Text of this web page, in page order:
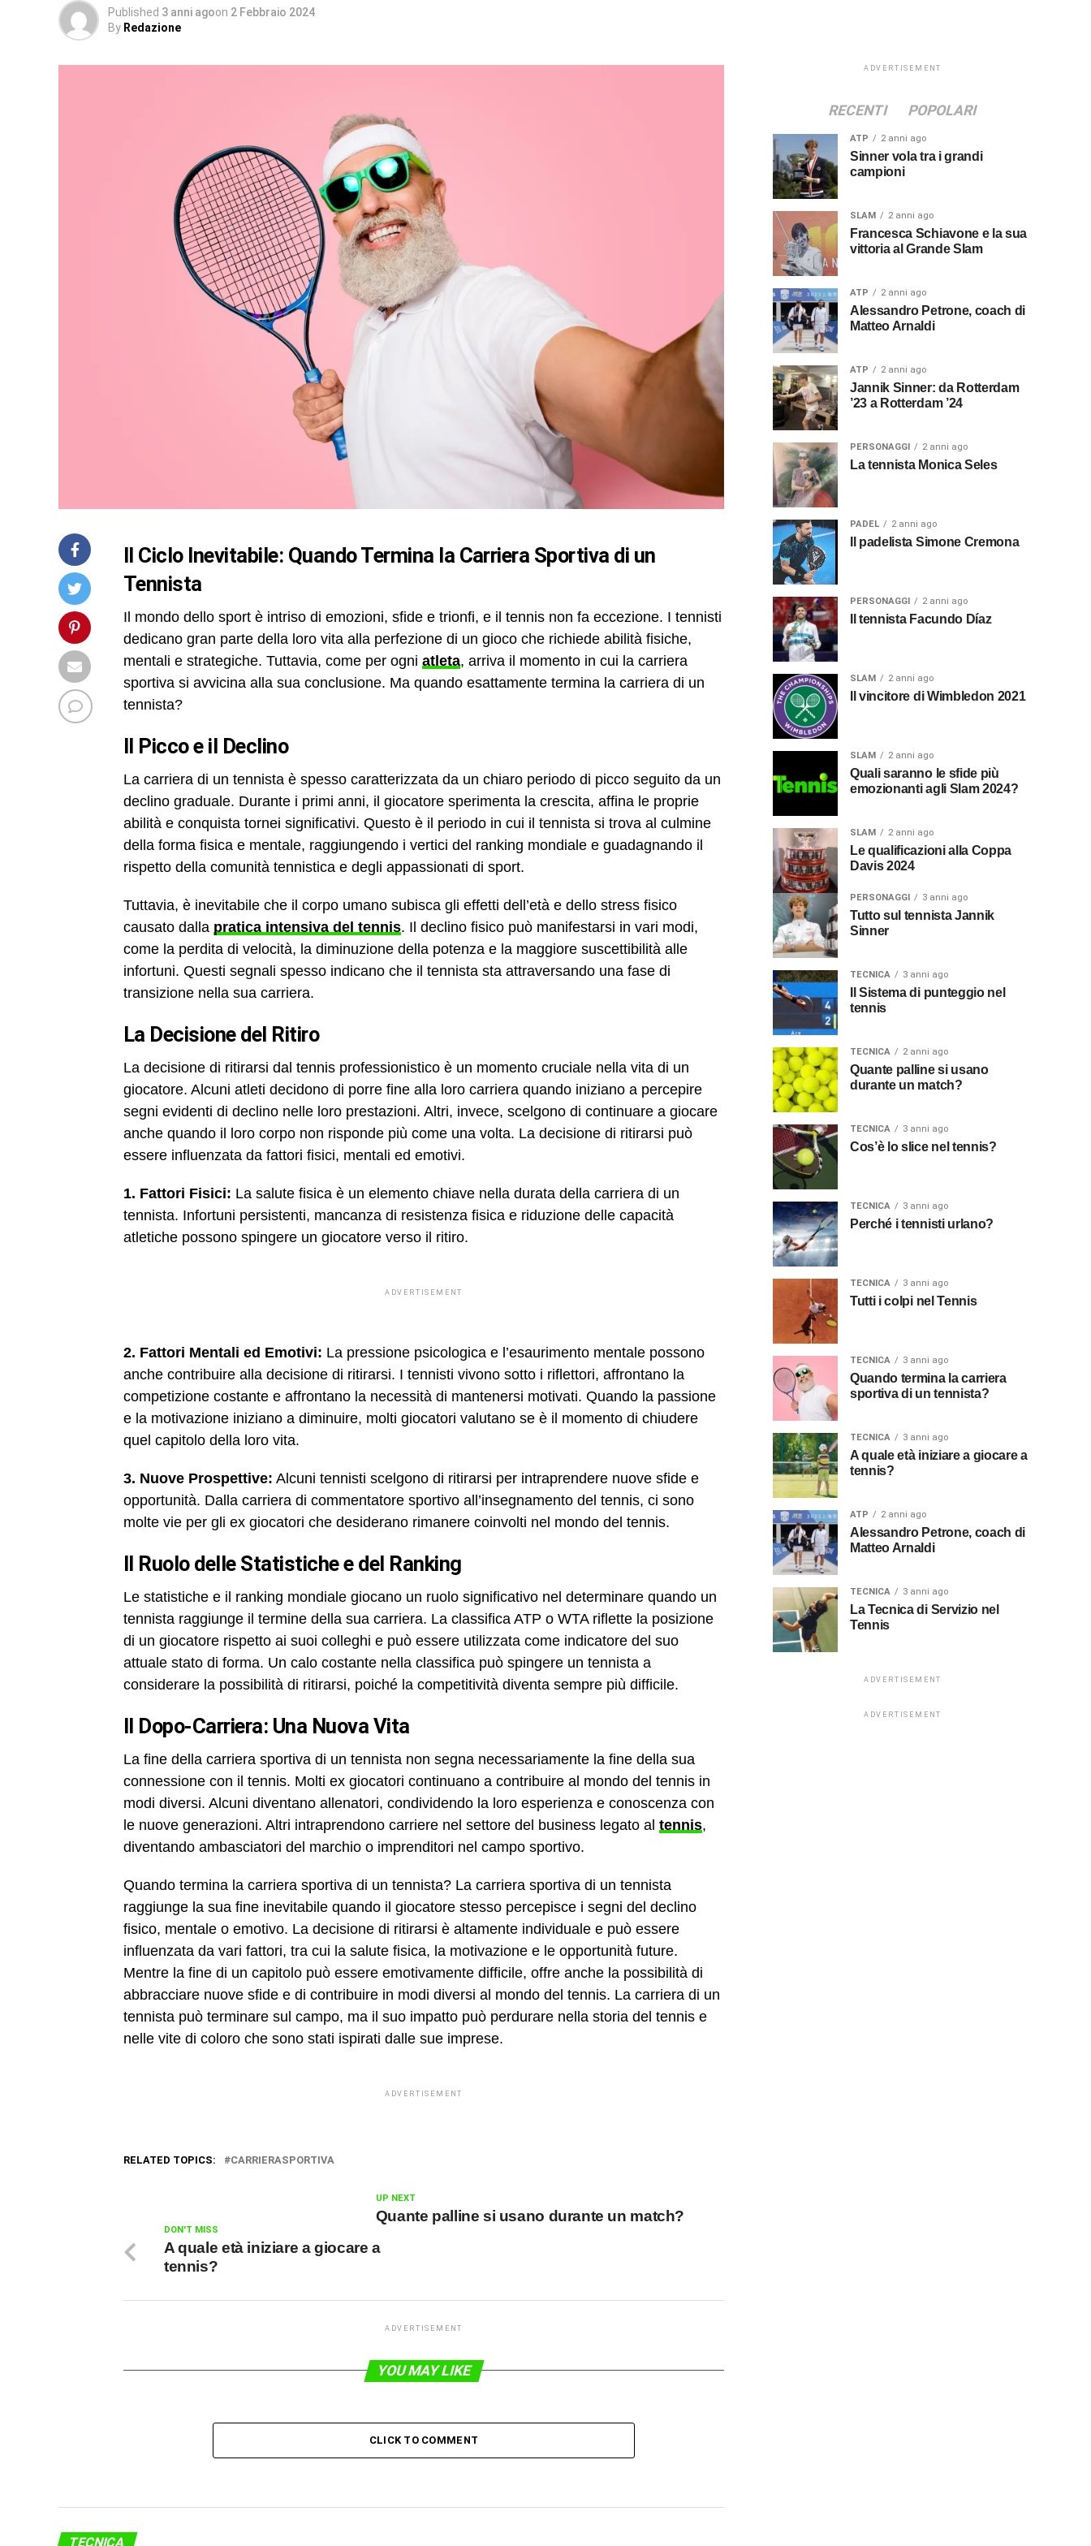
Published 3 anni agoon 2 Febbraio 2024
By Redazione
Il Ciclo Inevitabile: Quando Termina la Carriera Sportiva di un
Tennista
Il mondo dello sport è intriso di emozioni, sfide e trionfi, e il tennis non fa eccezione. I tennisti
dedicano gran parte della loro vita alla perfezione di un gioco che richiede abilità fisiche,
mentali e strategiche. Tuttavia, come per ogni atleta, arriva il momento in cui la carriera
sportiva si avvicina alla sua conclusione. Ma quando esattamente termina la carriera di un
tennista?
Il Picco e il Declino
La carriera di un tennista è spesso caratterizzata da un chiaro periodo di picco seguito da un
declino graduale. Durante i primi anni, il giocatore sperimenta la crescita, affina le proprie
abilità e conquista tornei significativi. Questo è il periodo in cui il tennista si trova al culmine
della forma fisica e mentale, raggiungendo i vertici del ranking mondiale e guadagnando il
rispetto della comunità tennistica e degli appassionati di sport.
Tuttavia, è inevitabile che il corpo umano subisca gli effetti dell’età e dello stress fisico
causato dalla pratica intensiva del tennis. Il declino fisico può manifestarsi in vari modi,
come la perdita di velocità, la diminuzione della potenza e la maggiore suscettibilità alle
infortuni. Questi segnali spesso indicano che il tennista sta attraversando una fase di
transizione nella sua carriera.
La Decisione del Ritiro
La decisione di ritirarsi dal tennis professionistico è un momento cruciale nella vita di un
giocatore. Alcuni atleti decidono di porre fine alla loro carriera quando iniziano a percepire
segni evidenti di declino nelle loro prestazioni. Altri, invece, scelgono di continuare a giocare
anche quando il loro corpo non risponde più come una volta. La decisione di ritirarsi può
essere influenzata da fattori fisici, mentali ed emotivi.
1. Fattori Fisici: La salute fisica è un elemento chiave nella durata della carriera di un
tennista. Infortuni persistenti, mancanza di resistenza fisica e riduzione delle capacità
atletiche possono spingere un giocatore verso il ritiro.
ADVERTISEMENT
2. Fattori Mentali ed Emotivi: La pressione psicologica e l’esaurimento mentale possono
anche contribuire alla decisione di ritirarsi. I tennisti vivono sotto i riflettori, affrontano la
competizione costante e affrontano la necessità di mantenersi motivati. Quando la passione
e la motivazione iniziano a diminuire, molti giocatori valutano se è il momento di chiudere
quel capitolo della loro vita.
3. Nuove Prospettive: Alcuni tennisti scelgono di ritirarsi per intraprendere nuove sfide e
opportunità. Dalla carriera di commentatore sportivo all’insegnamento del tennis, ci sono
molte vie per gli ex giocatori che desiderano rimanere coinvolti nel mondo del tennis.
Il Ruolo delle Statistiche e del Ranking
Le statistiche e il ranking mondiale giocano un ruolo significativo nel determinare quando un
tennista raggiunge il termine della sua carriera. La classifica ATP o WTA riflette la posizione
di un giocatore rispetto ai suoi colleghi e può essere utilizzata come indicatore del suo
attuale stato di forma. Un calo costante nella classifica può spingere un tennista a
considerare la possibilità di ritirarsi, poiché la competitività diventa sempre più difficile.
Il Dopo-Carriera: Una Nuova Vita
La fine della carriera sportiva di un tennista non segna necessariamente la fine della sua
connessione con il tennis. Molti ex giocatori continuano a contribuire al mondo del tennis in
modi diversi. Alcuni diventano allenatori, condividendo la loro esperienza e conoscenza con
le nuove generazioni. Altri intraprendono carriere nel settore del business legato al tennis,
diventando ambasciatori del marchio o imprenditori nel campo sportivo.
Quando termina la carriera sportiva di un tennista? La carriera sportiva di un tennista
raggiunge la sua fine inevitabile quando il giocatore stesso percepisce i segni del declino
fisico, mentale o emotivo. La decisione di ritirarsi è altamente individuale e può essere
influenzata da vari fattori, tra cui la salute fisica, la motivazione e le opportunità future.
Mentre la fine di un capitolo può essere emotivamente difficile, offre anche la possibilità di
abbracciare nuove sfide e di contribuire in modi diversi al mondo del tennis. La carriera di un
tennista può terminare sul campo, ma il suo impatto può perdurare nella storia del tennis e
nelle vite di coloro che sono stati ispirati dalle sue imprese.
ADVERTISEMENT
RELATED TOPICS: CARRIERASPORTIVA
UP NEXT
Quante palline si usano durante un match?
DON'T MISS
A quale età iniziare a giocare a
tennis?
ADVERTISEMENT
YOU MAY LIKE
CLICK TO COMMENT
TECNICA
ADVERTISEMENT
RECENTI POPOLARI
ATP 2 anni ago
Sinner vola tra i grandi
campioni
SLAM 2 anni ago
Francesca Schiavone e la sua
vittoria al Grande Slam
ATP 2 anni ago
Alessandro Petrone, coach di
Matteo Arnaldi
ATP 2 anni ago
Jannik Sinner: da Rotterdam
’23 a Rotterdam ’24
PERSONAGGI 2 anni ago
La tennista Monica Seles
PADEL 2 anni ago
Il padelista Simone Cremona
PERSONAGGI 2 anni ago
Il tennista Facundo Díaz
SLAM 2 anni ago
Il vincitore di Wimbledon 2021
SLAM 2 anni ago
Quali saranno le sfide più
emozionanti agli Slam 2024?
SLAM 2 anni ago
Le qualificazioni alla Coppa
Davis 2024
PERSONAGGI 3 anni ago
Tutto sul tennista Jannik
Sinner
TECNICA 3 anni ago
Il Sistema di punteggio nel
tennis
TECNICA 2 anni ago
Quante palline si usano
durante un match?
TECNICA 3 anni ago
Cos’è lo slice nel tennis?
TECNICA 3 anni ago
Perché i tennisti urlano?
TECNICA 3 anni ago
Tutti i colpi nel Tennis
TECNICA 3 anni ago
Quando termina la carriera
sportiva di un tennista?
TECNICA 3 anni ago
A quale età iniziare a giocare a
tennis?
ATP 2 anni ago
Alessandro Petrone, coach di
Matteo Arnaldi
TECNICA 3 anni ago
La Tecnica di Servizio nel
Tennis
ADVERTISEMENT
ADVERTISEMENT